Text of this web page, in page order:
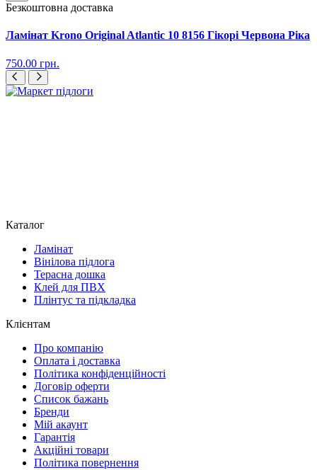
Безкоштовна доставка
Ламінат Krono Original Atlantic 10 8156 Гікорі Червона Ріка
750.00 грн.
Каталог
Ламінат
Вінілова підлога
Терасна дошка
Клей для ПВХ
Плінтус та підкладка
Клієнтам
Про компанію
Оплата і доставка
Політика конфіденційності
Договір оферти
Список бажань
Бренди
Мій акаунт
Гарантія
Акційні товари
Політика повернення